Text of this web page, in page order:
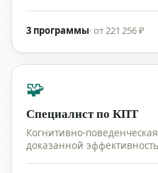
3 программы·от 221 256 ₽
🧩
Специалист по КПТ
Когнитивно-
доказанной